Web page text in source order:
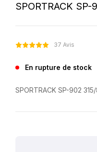
SPORTRACK
37 Avis
En rupture de stock
SPORTRACK SP-902